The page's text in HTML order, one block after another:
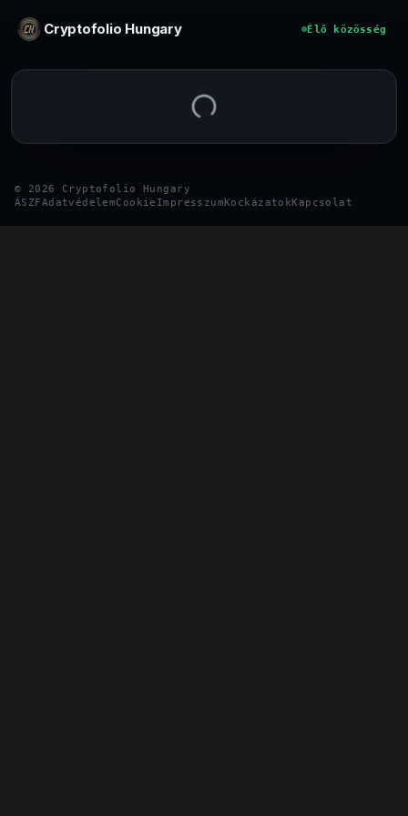
Cryptofolio Hungary Élő közösség
© 2026
Cryptofolio Hungary
ÁSZFAdatvédelemCookie ImpresszumKockázatokKapcsolat